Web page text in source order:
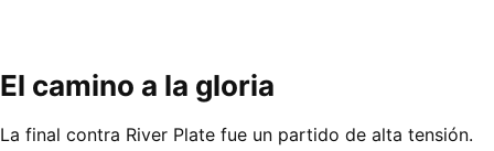
El camino a la gloria
La final contra River Plate fue un partido de alta tensión.